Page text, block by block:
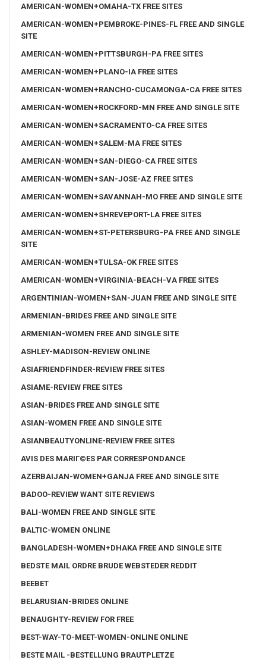
AMERICAN-WOMEN+OMAHA-TX FREE SITES
AMERICAN-WOMEN+PEMBROKE-PINES-FL FREE AND SINGLE
SITE
AMERICAN-WOMEN+PITTSBURGH-PA FREE SITES
AMERICAN-WOMEN+PLANO-IA FREE SITES
AMERICAN-WOMEN+RANCHO-CUCAMONGA-CA FREE SITES
AMERICAN-WOMEN+ROCKFORD-MN FREE AND SINGLE SITE
AMERICAN-WOMEN+SACRAMENTO-CA FREE SITES
AMERICAN-WOMEN+SALEM-MA FREE SITES
AMERICAN-WOMEN+SAN-DIEGO-CA FREE SITES
AMERICAN-WOMEN+SAN-JOSE-AZ FREE SITES
AMERICAN-WOMEN+SAVANNAH-MO FREE AND SINGLE SITE
AMERICAN-WOMEN+SHREVEPORT-LA FREE SITES
AMERICAN-WOMEN+ST-PETERSBURG-PA FREE AND SINGLE
SITE
AMERICAN-WOMEN+TULSA-OK FREE SITES
AMERICAN-WOMEN+VIRGINIA-BEACH-VA FREE SITES
ARGENTINIAN-WOMEN+SAN-JUAN FREE AND SINGLE SITE
ARMENIAN-BRIDES FREE AND SINGLE SITE
ARMENIAN-WOMEN FREE AND SINGLE SITE
ASHLEY-MADISON-REVIEW ONLINE
ASIAFRIENDFINDER-REVIEW FREE SITES
ASIAME-REVIEW FREE SITES
ASIAN-BRIDES FREE AND SINGLE SITE
ASIAN-WOMEN FREE AND SINGLE SITE
ASIANBEAUTYONLINE-REVIEW FREE SITES
AVIS DES MARIГ©ES PAR CORRESPONDANCE
AZERBAIJAN-WOMEN+GANJA FREE AND SINGLE SITE
BADOO-REVIEW WANT SITE REVIEWS
BALI-WOMEN FREE AND SINGLE SITE
BALTIC-WOMEN ONLINE
BANGLADESH-WOMEN+DHAKA FREE AND SINGLE SITE
BEDSTE MAIL ORDRE BRUDE WEBSTEDER REDDIT
BEEBET
BELARUSIAN-BRIDES ONLINE
BENAUGHTY-REVIEW FOR FREE
BEST-WAY-TO-MEET-WOMEN-ONLINE ONLINE
BESTE MAIL -BESTELLUNG BRAUTPLETZE